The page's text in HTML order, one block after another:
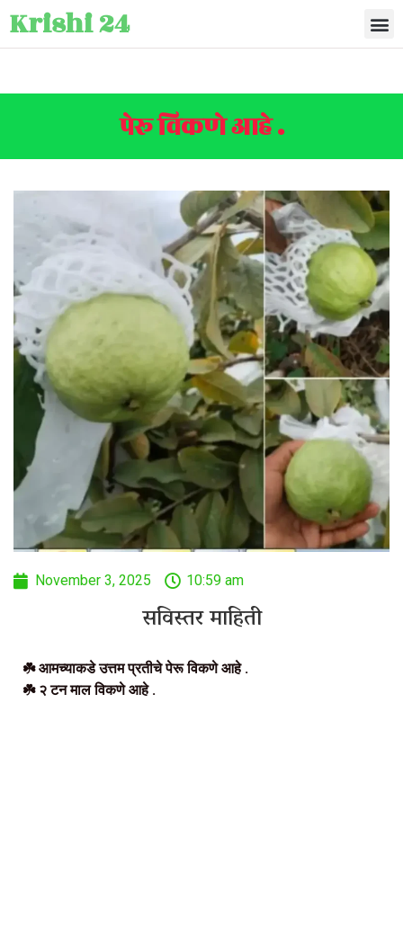
Krishi 24
पेरू विकणे आहे .
November 3, 2025 10:59 am
सविस्तर माहिती
☘️ आमच्याकडे उत्तम प्रतीचे पेरू विकणे आहे .
☘️ २ टन माल विकणे आहे .